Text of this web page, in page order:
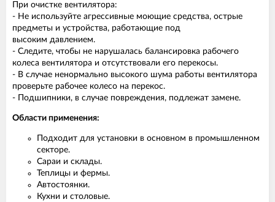
При очистке вентилятора:
- Не используйте агрессивные моющие средства, острые
предметы и устройства, работающие под
высоким давлением.
- Следите, чтобы не нарушалась балансировка рабочего
колеса вентилятора и отсутствовали его перекосы.
- В случае ненормально высокого шума работы вентилятора
проверьте рабочее колесо на перекос.
- Подшипники, в случае повреждения, подлежат замене.
Области применения:
Подходит для установки в основном в промышленном
секторе.
Сараи и склады.
Теплицы и фермы.
Автостоянки.
Кухни и столовые.